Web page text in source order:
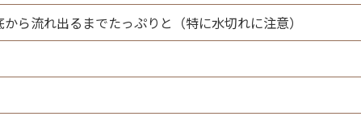
ら流れ出るまでたっぷりと（特に水切れに注意）